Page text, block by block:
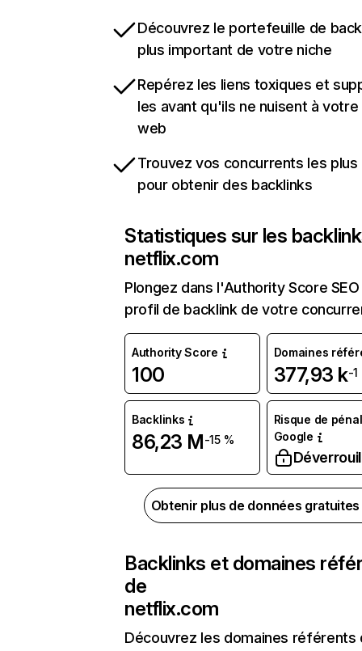
Découvrez le portefeuille de
plus important de votre niche
Repérez les liens toxiques et
les avant qu'ils ne nuisent à
web
Trouvez vos concurrents les
pour obtenir des backlinks
Statistiques sur les
netflix.com
Plongez dans l'Authority Score
profil de backlink de votre
Authority Score
100
Domaines
377,93 k-1
Backlinks
86,23 M-15 %
Risque de
Google
Obtenir plus de données
Backlinks et domaines
de
netflix.com
Découvrez les domaines référents